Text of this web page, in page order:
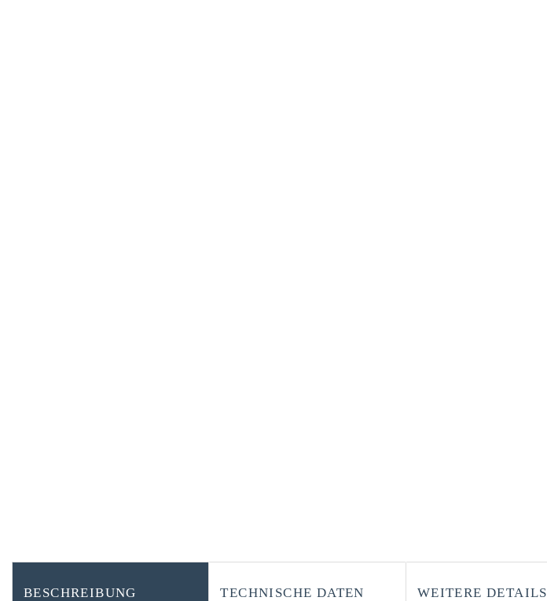
BESCHREIBUNG TECHNISCHE DATEN WEITERE DETAILS